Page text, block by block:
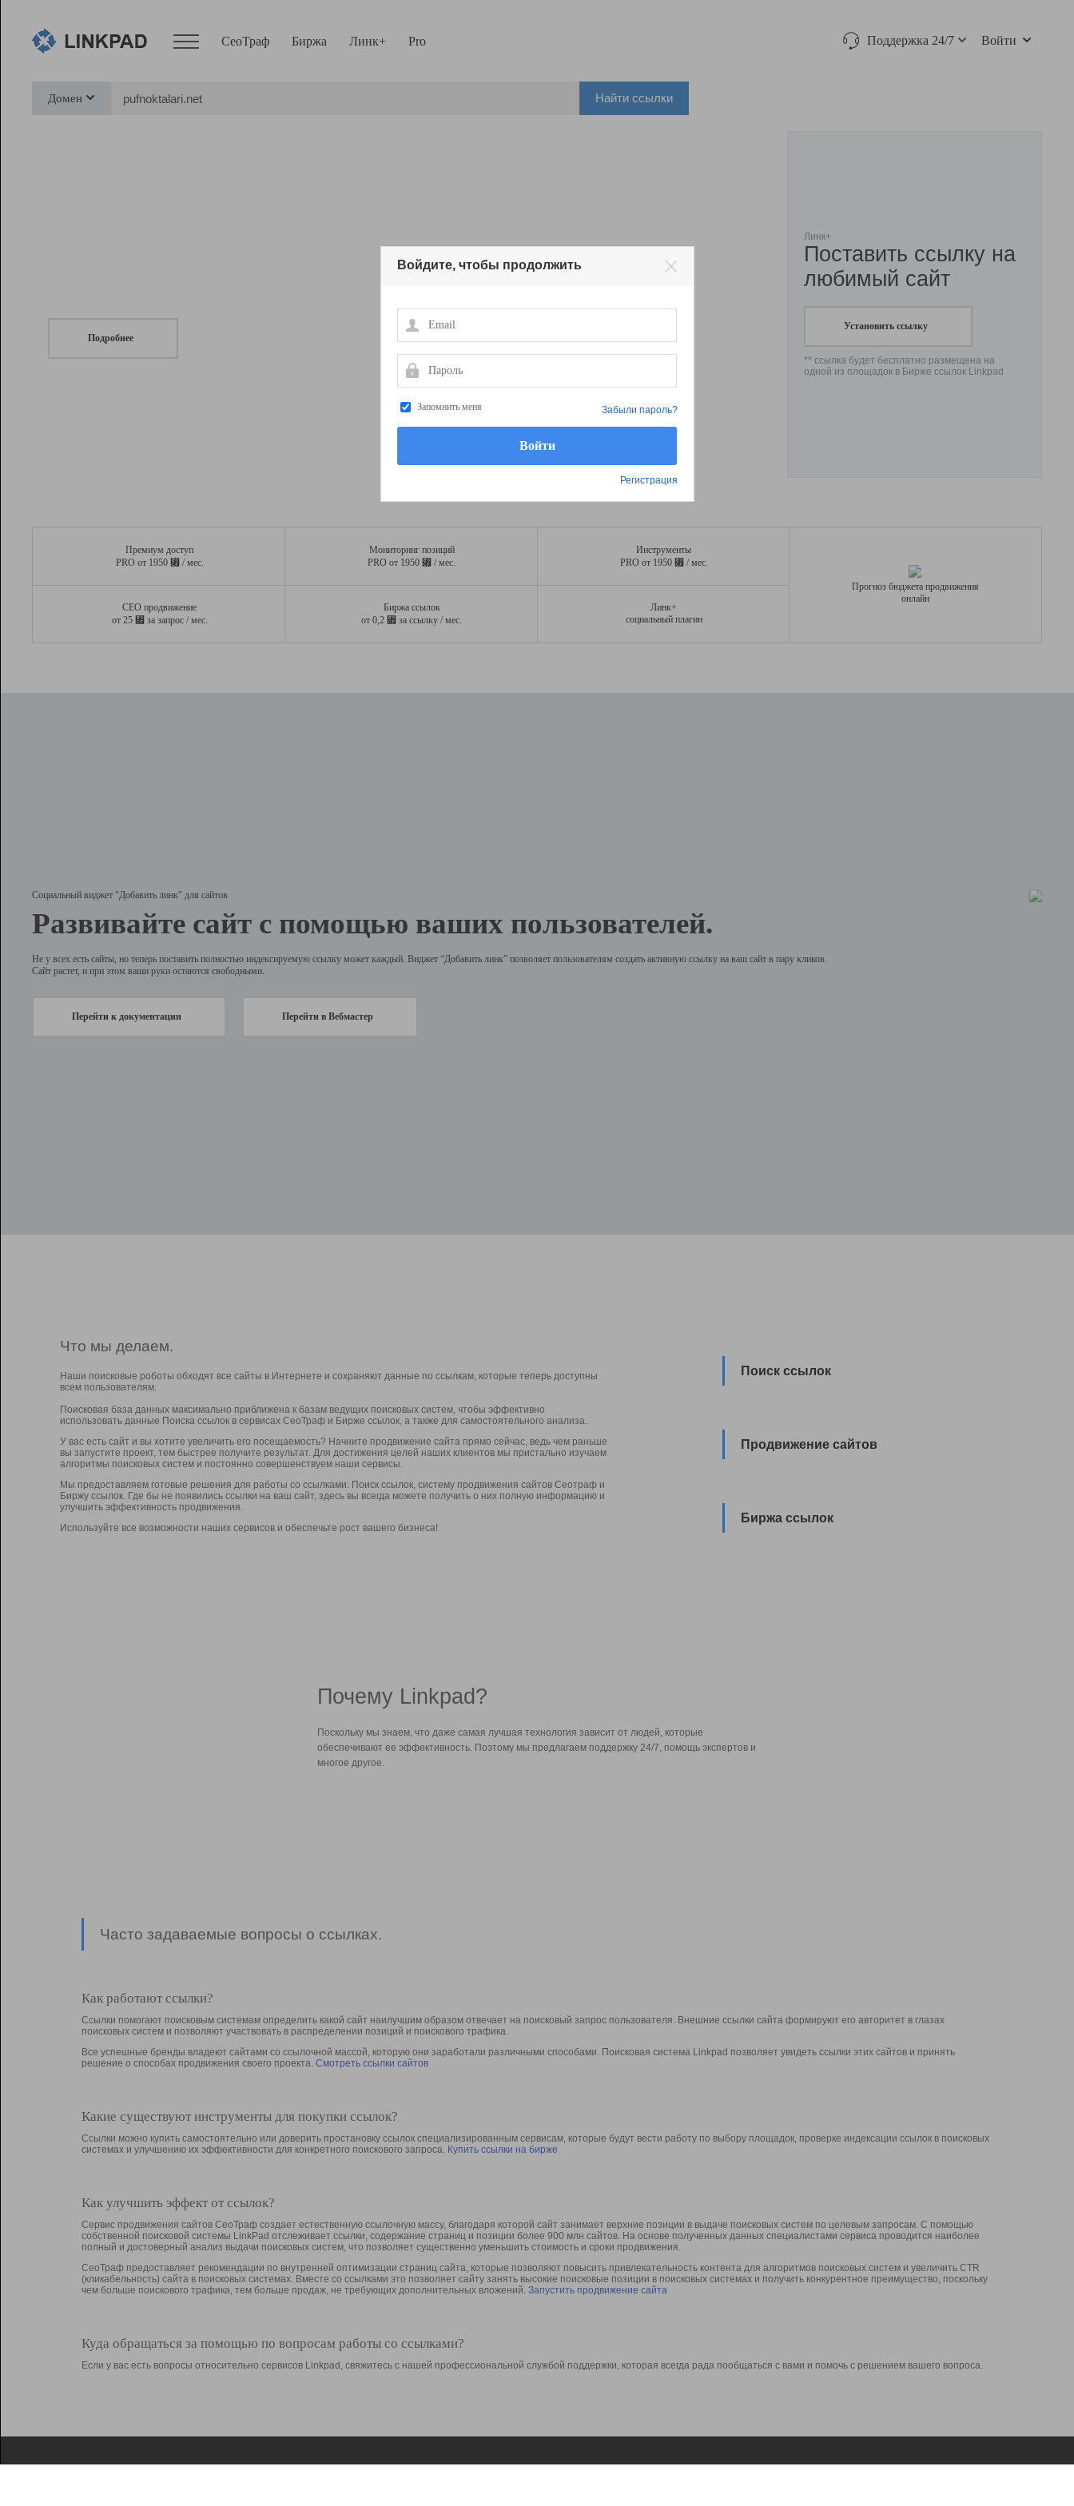
СеоТраф Биржа Линк+ Pro Поддержка 24/7 Войти
Домен Найти ссылки
Подробнее
Линк+
Поставить ссылку на
любимый сайт
Установить ссылку
** ссылка будет бесплатно размещена на
одной из площадок в Бирже ссылок Linkpad
Премиум доступ
PRO от 1950 ⃏ / мес.
Мониторинг позиций
PRO от 1950 ⃏ / мес.
Инструменты
PRO от 1950 ⃏ / мес.
СЕО продвижение
от 25 ⃏ за запрос / мес.
Биржа ссылок
от 0,2 ⃏ за ссылку / мес.
Линк+
социальный плагин
Прогноз бюджета продвижения
онлайн
Социальный виджет "Добавить линк" для сайтов
Развивайте сайт с помощью ваших пользователей.
Не у всех есть сайты, но теперь поставить полностью индексируемую ссылку может каждый. Виджет “Добавить линк” позволяет пользователям создать активную ссылку на ваш сайт в пару кликов.
Сайт растет, и при этом ваши руки остаются свободными.
Перейти к документации Перейти в Вебмастер
Что мы делаем.
Наши поисковые роботы обходят все сайты в Интернете и сохраняют данные по ссылкам, которые теперь доступны
всем пользователям.
Поисковая база данных максимально приближена к базам ведущих поисковых систем, чтобы эффективно
использовать данные Поиска ссылок в сервисах СеоТраф и Бирже ссылок, а также для самостоятельного анализа.
У вас есть сайт и вы хотите увеличить его посещаемость? Начните продвижение сайта прямо сейчас, ведь чем раньше
вы запустите проект, тем быстрее получите результат. Для достижения целей наших клиентов мы пристально изучаем
алгоритмы поисковых систем и постоянно совершенствуем наши сервисы.
Мы предоставляем готовые решения для работы со ссылками: Поиск ссылок, систему продвижения сайтов Сеотраф и
Биржу ссылок. Где бы не появились ссылки на ваш сайт, здесь вы всегда можете получить о них полную информацию и
улучшить эффективность продвижения.
Используйте все возможности наших сервисов и обеспечьте рост вашего бизнеса!
Поиск ссылок
Продвижение сайтов
Биржа ссылок
Почему Linkpad?
Поскольку мы знаем, что даже самая лучшая технология зависит от людей, которые
обеспечивают ее эффективность. Поэтому мы предлагаем поддержку 24/7, помощь экспертов и
многое другое.
Часто задаваемые вопросы о ссылках.
Как работают ссылки?
Ссылки помогают поисковым системам определить какой сайт наилучшим образом отвечает на поисковый запрос пользователя. Внешние ссылки сайта формируют его авторитет в глазах
поисковых систем и позволяют участвовать в раcпределении позиций и поискового трафика.
Все успешные бренды владеют сайтами со ссылочной массой, которую они заработали различными способами. Поисковая система Linkpad позволяет увидеть ссылки этих сайтов и принять
решение о способах продвижения своего проекта. Смотреть ссылки сайтов
Какие существуют инструменты для покупки ссылок?
Ссылки можно купить самостоятельно или доверить простановку ссылок специализированным сервисам, которые будут вести работу по выбору площадок, проверке индексации ссылок в поисковых
системах и улучшению их эффективности для конкретного поискового запроса. Купить ссылки на бирже
Как улучшить эффект от ссылок?
Сервис продвижения сайтов СеоТраф создает естественную ссылочную массу, благодаря которой сайт занимает верхние позиции в выдаче поисковых систем по целевым запросам. С помощью
собственной поисковой системы LinkPad отслеживает ссылки, содержание страниц и позиции более 900 млн сайтов. На основе полученных данных специалистами сервиса проводится наиболее
полный и достоверный анализ выдачи поисковых систем, что позволяет существенно уменьшить стоимость и сроки продвижения.
СеоТраф предоставляет рекомендации по внутренней оптимизации страниц сайта, которые позволяют повысить привлекательность контента для алгоритмов поисковых систем и увеличить CTR
(кликабельность) сайта в поисковых системах. Вместе со ссылками это позволяет сайту занять высокие поисковые позиции в поисковых системах и получить конкурентное преимущество, поскольку
чем больше поискового трафика, тем больше продаж, не требующих дополнительных вложений. Запустить продвижение сайта
Куда обращаться за помощью по вопросам работы со ссылками?
Если у вас есть вопросы относительно сервисов Linkpad, свяжитесь с нашей профессиональной службой поддержки, которая всегда рада пообщаться с вами и помочь с решением вашего вопроса.
Войдите, чтобы продолжить
Email
Пароль
Запомнить меня
Регистрация
Забыли пароль?